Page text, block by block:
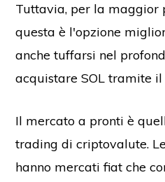
Tuttavia, per la maggior
questa è l'opzione
anche tuffarsi nel
acquistare SOL tramite
Il mercato a pronti è
trading di criptovalute.
hanno mercati fiat che